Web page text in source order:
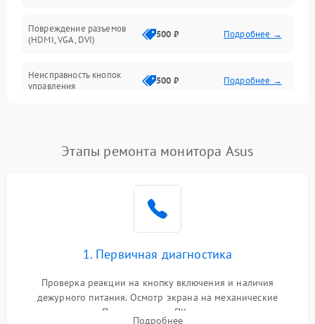
Повреждение разъемов
(HDMI, VGA, DVI)
500 ₽ Подробнее →
Неисправность кнопок
управления
500 ₽ Подробнее →
Повреждение кабеля
1000 ₽
Поломка системы
автоматического
1000 ₽ Подробнее →
Неисправность системы
1000 ₽
Этапы ремонта монитора Asus
1. Первичная диагностика
Проверка реакции на кнопку включения и наличия
дежурного питания. Осмотр экрана на механические
повреждения. Подключение к ПК для оценки вывода
Подробнее